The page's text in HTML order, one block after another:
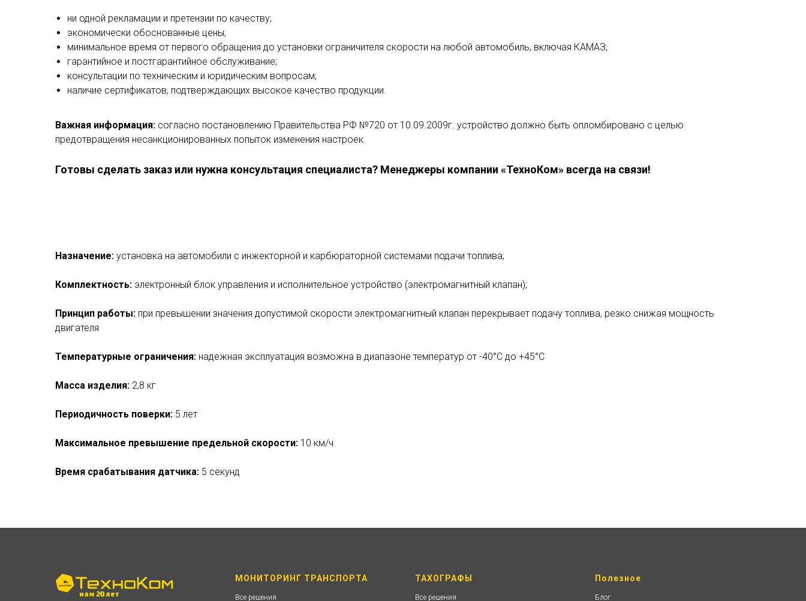
ни одной рекламации и претензии по качеству;
экономически обоснованные цены;
минимальное время от первого обращения до установки ограничителя скорости на любой автомобиль, включая КАМАЗ;
гарантийное и постгарантийное обслуживание;
консультации по техническим и юридическим вопросам;
наличие сертификатов, подтверждающих высокое качество продукции.
Важная информация: согласно постановлению Правительства РФ №720 от 10.09.2009г. устройство должно быть опломбировано с целью
предотвращения несанкционированных попыток изменения настроек.
Готовы сделать заказ или нужна консультация специалиста? Менеджеры компании «ТехноКом» всегда на связи!
Назначение: установка на автомобили с инжекторной и карбюраторной системами подачи топлива;
Комплектность: электронный блок управления и исполнительное устройство (электромагнитный клапан);
Принцип работы: при превышении значения допустимой скорости электромагнитный клапан перекрывает подачу топлива, резко снижая мощность
двигателя
Температурные ограничения: надежная эксплуатация возможна в диапазоне температур от -40°С до +45°С
Масса изделия: 2,8 кг
Периодичность поверки: 5 лет
Максимальное превышение предельной скорости: 10 км/ч
Время срабатывания датчика: 5 секунд
МОНИТОРИНГ ТРАНСПОРТА
Все решения
ТАХОГРАФЫ
Все решения
Полезное
Блог